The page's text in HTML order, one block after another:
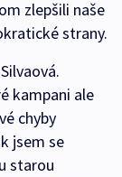
zlepšili naše
strany.
kampani ale
chyby
jsem se
starou